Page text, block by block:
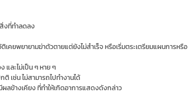
งที่ทำลดลง
คยพยายามฆ่าตัวตายแต่ยังไม่สำเร็จ หรือเริ่มตระเตรียมแผนการหรือ
และไม่เป็น ๆ หาย ๆ
เช่น ไม่สามารถไปทำงานได้
ลข้างเคียง ที่ทำให้เกิดอาการแสดงดังกล่าว